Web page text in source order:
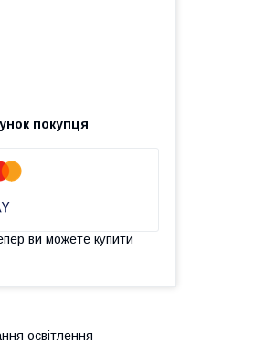
покупця
ви можете купити
освітлення